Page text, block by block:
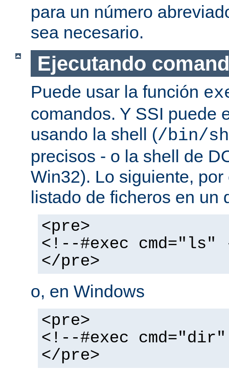
para un número
sea necesario.
Ejecutando
Puede usar la función
comandos. Y SSI puede
usando la shell (/bin/sh
precisos - o la shell de
Win32). Lo siguiente,
listado de ficheros en un
<pre>
<!--#exec cmd="ls"
</pre>
o, en Windows
<pre>
<!--#exec
</pre>